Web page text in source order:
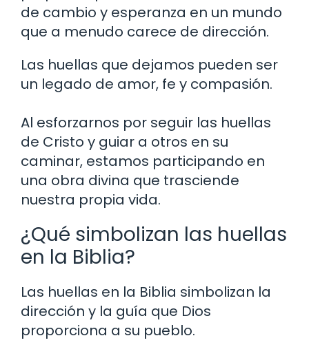
de cambio y esperanza en un mundo
que a menudo carece de dirección.
Las huellas que dejamos pueden ser
un legado de amor, fe y compasión.
Al esforzarnos por seguir las huellas
de Cristo y guiar a otros en su
caminar, estamos participando en
una obra divina que trasciende
nuestra propia vida.
¿Qué simbolizan las huellas
en la Biblia?
Las huellas en la Biblia simbolizan la
dirección y la guía que Dios
proporciona a su pueblo.